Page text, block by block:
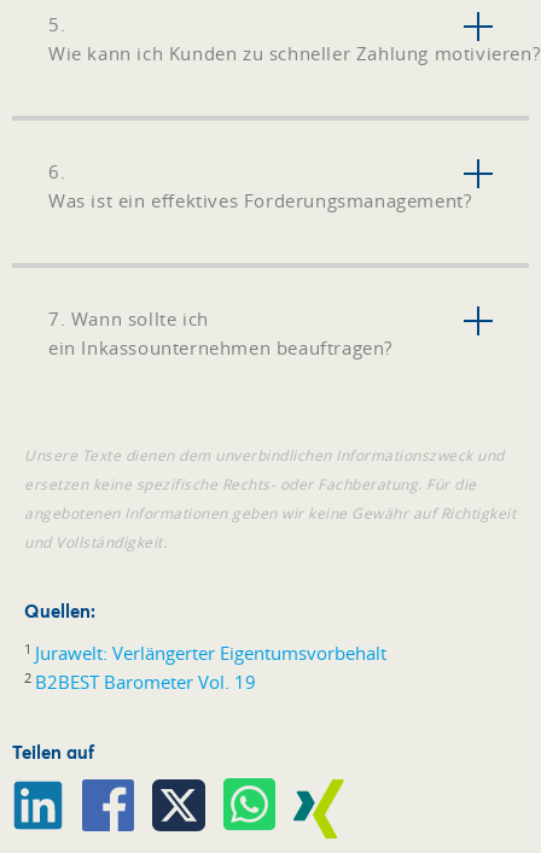
5.
Wie kann ich Kunden zu schneller Zahlung motivieren?
6.
Was ist ein effektives Forderungsmanagement?
7. Wann sollte ich
ein Inkassounternehmen beauftragen?
Unsere Texte dienen dem unverbindlichen Informationszweck und
ersetzen keine spezifische Rechts- oder Fachberatung. Für die
angebotenen Informationen geben wir keine Gewähr auf Richtigkeit
und Vollständigkeit.
Quellen:
1 Jurawelt: Verlängerter Eigentumsvorbehalt
2 B2BEST Barometer Vol. 19
Teilen auf